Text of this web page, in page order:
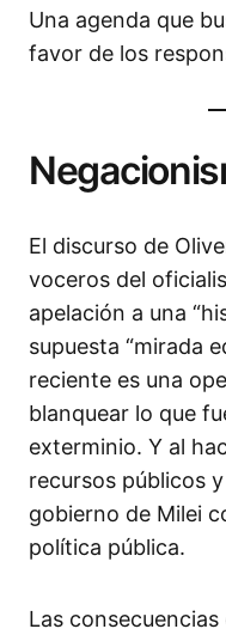
Una agenda que
favor de los
El discurso de
voceros del
apelación a una
supuesta “mirada
reciente es una
blanquear lo que
exterminio. Y al
recursos públicos
gobierno de Milei
política pública.
Las